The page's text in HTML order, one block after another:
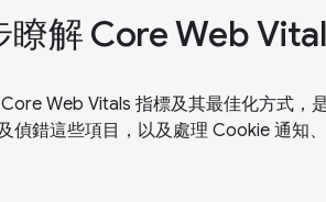
瞭解 Core Web
Web Vitals 指標及其最佳化方式，
偵錯這些項目，以及處理 Cookie 通知